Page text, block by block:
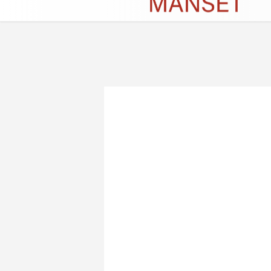
İletişim Çerez Politikası